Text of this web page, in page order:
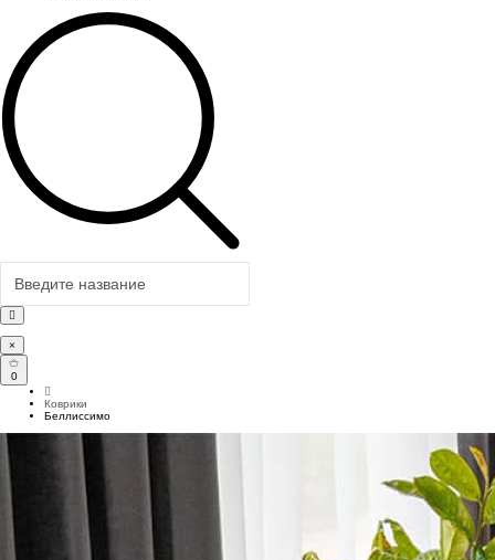
×
0
Коврики
Беллиссимо